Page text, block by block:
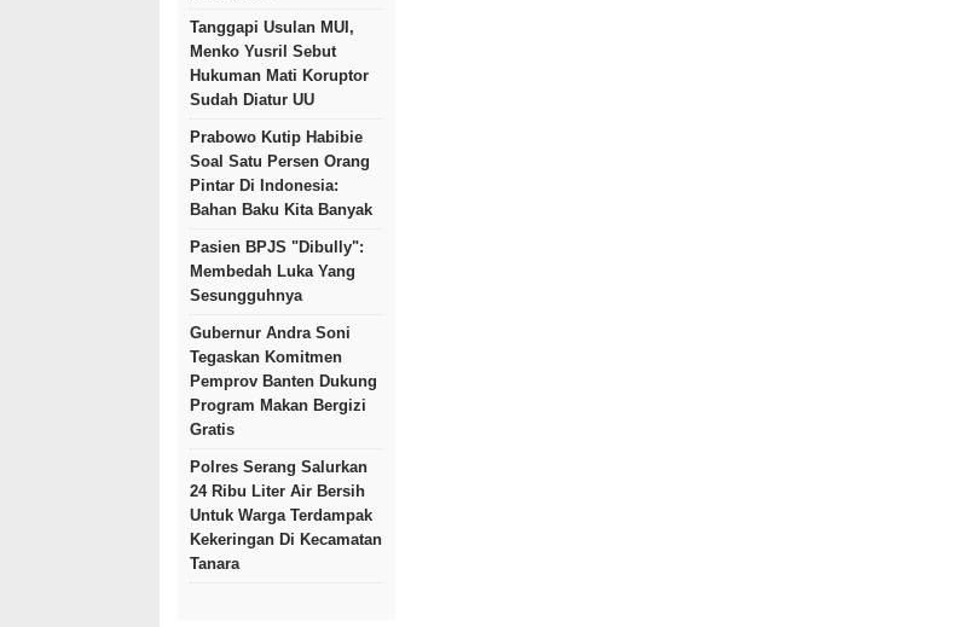
Tanggapi Usulan MUI,
Menko Yusril Sebut
Hukuman Mati Koruptor
Sudah Diatur UU
Prabowo Kutip Habibie
Soal Satu Persen Orang
Pintar Di Indonesia:
Bahan Baku Kita Banyak
Pasien BPJS "Dibully":
Membedah Luka Yang
Sesungguhnya
Gubernur Andra Soni
Tegaskan Komitmen
Pemprov Banten Dukung
Program Makan Bergizi
Gratis
Polres Serang Salurkan
24 Ribu Liter Air Bersih
Untuk Warga Terdampak
Kekeringan Di Kecamatan
Tanara